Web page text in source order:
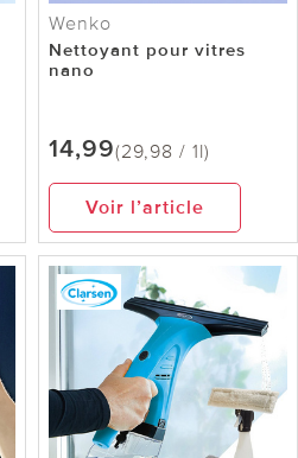
Wenko
Nettoyant pour vitres
nano
14,99(29,98 / 1l)
Voir l’article